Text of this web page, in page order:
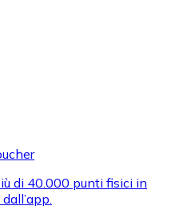
marchi preferiti con
di 40.000 punti fisici in